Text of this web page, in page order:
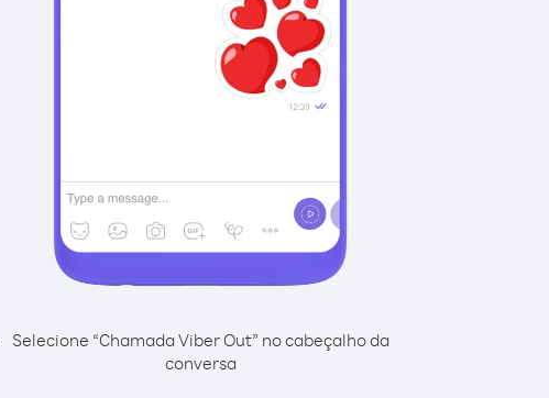
Selecione “Chamada Viber Out” no cabeçalho da
conversa